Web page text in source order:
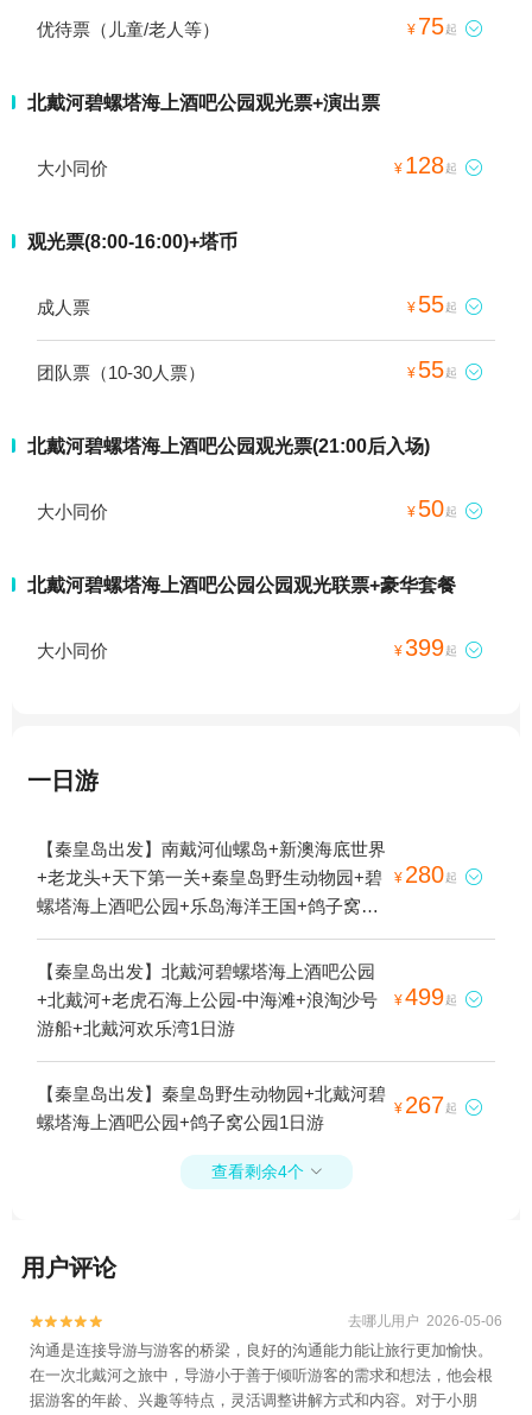
优待票（儿童/老人等） ¥ 75起 
北戴河碧螺塔海上酒吧公园观光票+演出票
大小同价 ¥ 128起 
观光票(8:00-16:00)+塔币
成人票 ¥ 55起 
团队票（10-30人票） ¥ 55起 
北戴河碧螺塔海上酒吧公园观光票(21:00后入场)
大小同价 ¥ 50起 
北戴河碧螺塔海上酒吧公园公园观光联票+豪华套餐
大小同价 ¥399起 
一日游
【秦皇岛出发】南戴河仙螺岛+新澳海底世界
+老龙头+天下第一关+秦皇岛野生动物园+碧
螺塔海上酒吧公园+乐岛海洋王国+鸽子窝公
园+南戴河国际娱乐中心+南戴河+渔岛海洋
度假区+秦皇岛航海基地+秦皇岛本地玩乐
+秦皇岛海滨国家森林公园+阿那亚+山海关
+葡萄岛综合旅游区+秦皇岛葡萄岛海钓基地
¥ 280起 
【秦皇岛出发】北戴河碧螺塔海上酒吧公园
+北戴河+老虎石海上公园-中海滩+浪淘沙号
游船+北戴河欢乐湾1日游
¥499起 
【秦皇岛出发】秦皇岛野生动物园+北戴河碧
螺塔海上酒吧公园+鸽子窝公园1日游
¥ 267起 
查看剩余4个 
用户评论

 去哪儿用户 2026-05-06
沟通是连接导游与游客的桥梁，良好的沟通能力能让旅行更加愉快。
在一次北戴河之旅中，导游小于善于倾听游客的需求和想法，他会根
据游客的年龄、兴趣等特点，灵活调整讲解方式和内容。对于小朋